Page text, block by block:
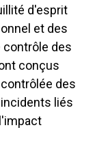
d'esprit
et des
contrôle des
conçus
des
liés